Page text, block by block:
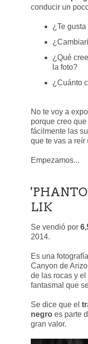
conducir un
¿Te
¿Qué
la foto?
¿Cuánto
No te voy a
porque creo
fácilmente las
que te vas a reír
Empezamos...
LIK
Se vendió por
2014.
Es una
Canyon de
de las rocas y
fantasmal que
Se dice que el
negro es parte
gran valor.